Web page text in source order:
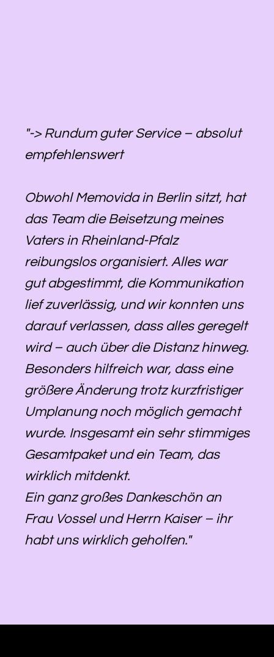
"-> Rundum guter Service – absolut
empfehlenswert
Obwohl Memovida in Berlin sitzt, hat
das Team die Beisetzung meines
Vaters in Rheinland-Pfalz
reibungslos organisiert. Alles war
gut abgestimmt, die Kommunikation
lief zuverlässig, und wir konnten uns
darauf verlassen, dass alles geregelt
wird – auch über die Distanz hinweg.
Besonders hilfreich war, dass eine
größere Änderung trotz kurzfristiger
Umplanung noch möglich gemacht
wurde. Insgesamt ein sehr stimmiges
Gesamtpaket und ein Team, das
wirklich mitdenkt.
Ein ganz großes Dankeschön an
Frau Vossel und Herrn Kaiser – ihr
habt uns wirklich geholfen."